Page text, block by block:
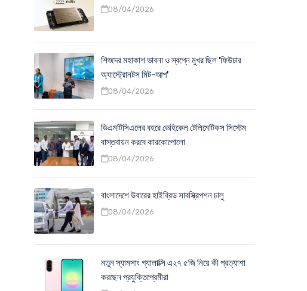
08/04/2026
শিশুদের মহাকাশ ভাবনা ও স্বপ্নে মুখর ছিল 'ফিউচার
অ্যাস্ট্রোনটস মিট-আপ'
08/04/2026
ডিএমটিসিএলের বহরে ভেহিকেল টেলিমেটিকস সিস্টেম
বাস্তবায়ন করবে কারকোপোলো
08/04/2026
বাংলাদেশে উবারের হাইব্রিড সাবস্ক্রিপশন চালু
08/04/2026
নতুন স্যামসাং গ্যালাক্সি এ২৭ ৫জি নিয়ে কী প্রত্যাশা
করছেন প্রযুক্তিপ্রেমীরা